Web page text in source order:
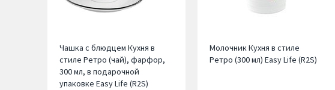
Чашка с блюдцем Кухня в
стиле Ретро (чай), фарфор,
300 мл, в подарочной
упаковке Easy Life (R2S)
Молочник Кухня в стиле
Ретро (300 мл) Easy Life (R2S)